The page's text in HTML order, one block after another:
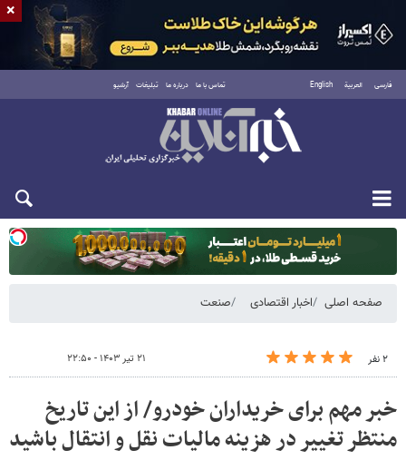
فارسی العربية English تماس با ما درباره ما تبلیغات آرشیو
یکشنبه ۱۸ مرداد ۱۴۰۵
صفحه اصلی اخبار اقتصادی صنعت
۲ نفر ۲۱ تیر ۱۴۰۳ - ۲۲:۵۰
خبر مهم برای خریداران خودرو/ از این تاریخ
منتظر تغییر در هزینه مالیات نقل و انتقال باشید
×